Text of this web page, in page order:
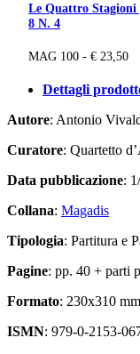
Le Quattro Stagioni
8 N. 4
MAG 100 - € 23,50
Dettagli
Autore: Antonio
Curatore: Quartetto
Data pubblicazione:
Collana: Magadis
Tipologia: Partitura e
Pagine: pp. 40 + parti
Formato: 230x310 mm
ISMN: 979-0-2153-